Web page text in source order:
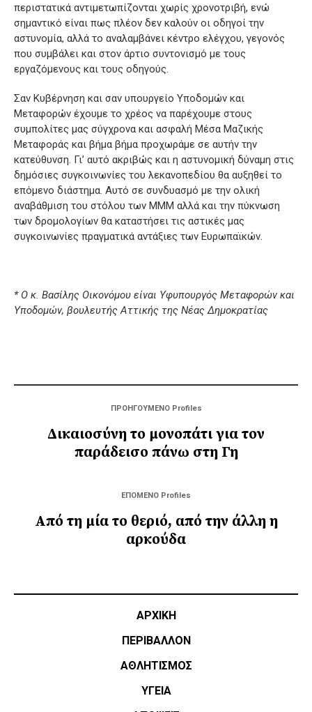
περιστατικά αντιμετωπίζονται χωρίς χρονοτριβή, ενώ
σημαντικό είναι πως πλέον δεν καλούν οι οδηγοί την
αστυνομία, αλλά το αναλαμβάνει κέντρο ελέγχου, γεγονός
που συμβάλει και στον άρτιο συντονισμό με τους
εργαζόμενους και τους οδηγούς.
Σαν Κυβέρνηση και σαν υπουργείο Υποδομών και
Μεταφορών έχουμε το χρέος να παρέχουμε στους
συμπολίτες μας σύγχρονα και ασφαλή Μέσα Μαζικής
Μεταφοράς και βήμα βήμα προχωράμε σε αυτήν την
κατεύθυνση. Γι’ αυτό ακριβώς και η αστυνομική δύναμη στις
δημόσιες συγκοινωνίες του λεκανοπεδίου θα αυξηθεί το
επόμενο διάστημα. Αυτό σε συνδυασμό με την ολική
αναβάθμιση του στόλου των ΜΜΜ αλλά και την πύκνωση
των δρομολογίων θα καταστήσει τις αστικές μας
συγκοινωνίες πραγματικά αντάξιες των Ευρωπαϊκών.
* Ο κ. Βασίλης Οικονόμου είναι Υφυπουργός Μεταφορών και
Υποδομών, βουλευτής Αττικής της Νέας Δημοκρατίας
ΠΡΟΗΓΟΥΜΕΝΟ Profiles
Δικαιοσύνη το μονοπάτι για τον
παράδεισο πάνω στη Γη
ΕΠΟΜΕΝΟ Profiles
Από τη μία το θεριό, από την άλλη η
αρκούδα
ΑΡΧΙΚΗ
ΠΕΡΙΒΑΛΛΟΝ
ΑΘΛΗΤΙΣΜΌΣ
ΥΓΕΙΑ